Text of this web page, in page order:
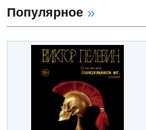
Популярное